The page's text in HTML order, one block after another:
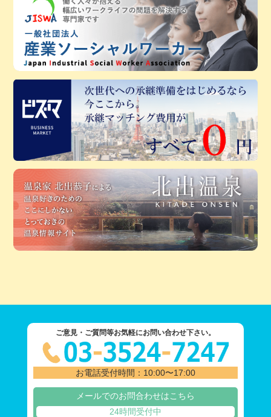
ご意見・ご質問等お気軽にお問い合わせ下さい。
お電話受付時間：10:00〜17:00
メールでのお問合わせはこちら
24時間受付中